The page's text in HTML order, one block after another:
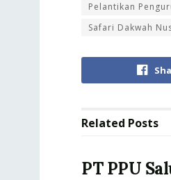
Pelantikan
Safari Dakwah
Related Posts
PT PPU